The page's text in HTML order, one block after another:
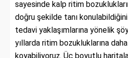
sayesinde kalp ritim
doğru şekilde tanı
tedavi yaklaşımlarına yönelik
yıllarda ritim bozukluklarına
koyabiliyoruz. Üç boyutlu